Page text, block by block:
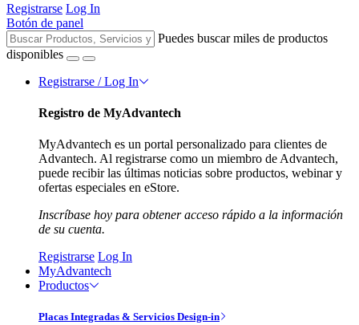
Registrarse Log In
Botón de panel
Puedes buscar miles de productos
disponibles
Registrarse / Log In
Registro de MyAdvantech
MyAdvantech es un portal personalizado para clientes de
Advantech. Al registrarse como un miembro de Advantech,
puede recibir las últimas noticias sobre productos, webinar y
ofertas especiales en eStore.
Inscríbase hoy para obtener acceso rápido a la información
de su cuenta.
Registrarse Log In
MyAdvantech
Productos
Placas Integradas & Servicios Design-in